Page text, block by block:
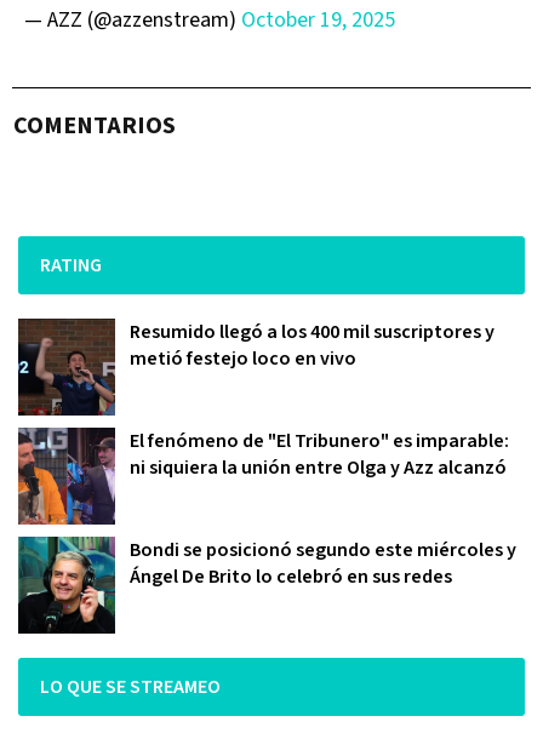
— AZZ (@azzenstream) October 19, 2025
COMENTARIOS
RATING
Resumido llegó a los 400 mil suscriptores y
metió festejo loco en vivo
El fenómeno de "El Tribunero" es imparable:
ni siquiera la unión entre Olga y Azz alcanzó
Bondi se posicionó segundo este miércoles y
Ángel De Brito lo celebró en sus redes
LO QUE SE STREAMEO